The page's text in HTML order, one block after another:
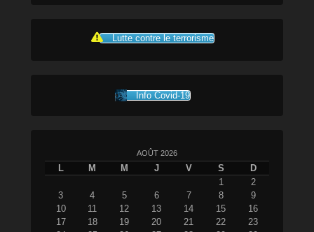
Lutte contre le terrorisme
Info Covid-19
AOÛT 2026
L M M J V S
D
1
2
3
4 5 6 7 8
9
10
11 12 13 14 15
16
17
18 19 20 21 22
23